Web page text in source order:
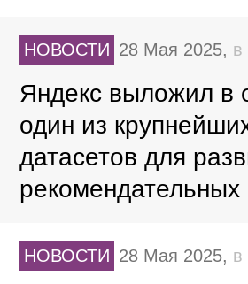
НОВОСТИ 28 Мая 2025, в
Яндекс выложил в
один из
датасетов для
рекомендательных
НОВОСТИ 28 Мая 2025, в